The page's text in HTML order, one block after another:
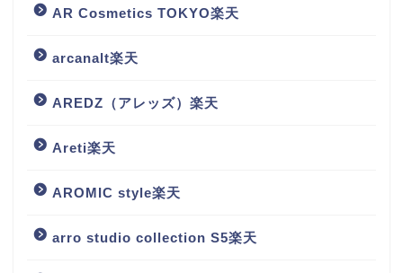
AR Cosmetics TOKYO楽天
arcanalt楽天
AREDZ（アレッズ）楽天
Areti楽天
AROMIC style楽天
arro studio collection S5楽天